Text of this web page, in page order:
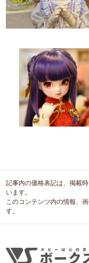
記事内の価格表記は、掲載
います。
このコンテンツ内の情報、
す。